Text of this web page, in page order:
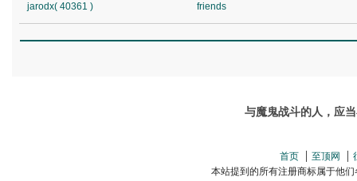
jarodx( 40361 ) friends
与魔鬼战斗的人，应
首页 至顶网
本站提到的所有注册商标属于他